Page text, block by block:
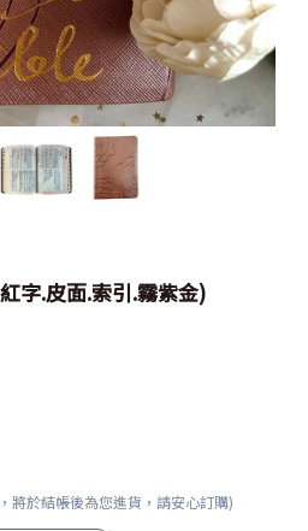
字.皮面.索引.霧紫金)
將於結帳後為您進貨，請安心訂購)